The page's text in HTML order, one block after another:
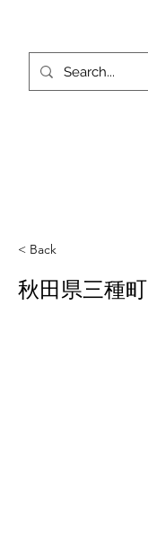
< Back
秋田県三種町